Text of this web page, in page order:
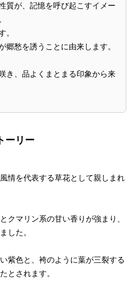
質が、記憶を呼び起こすイメー
。
郷愁を誘うことに由来します。
き、品よくまとまる印象から来
ーリー
情を代表する草花として親しまれ
クマリン系の甘い香りが強まり、
した。
紫色と、袴のように葉が三裂する
とされます。